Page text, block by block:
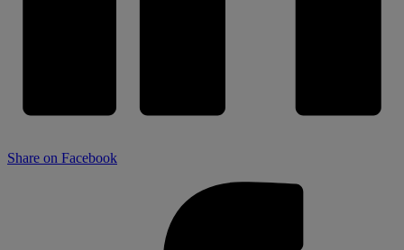
Share on Facebook